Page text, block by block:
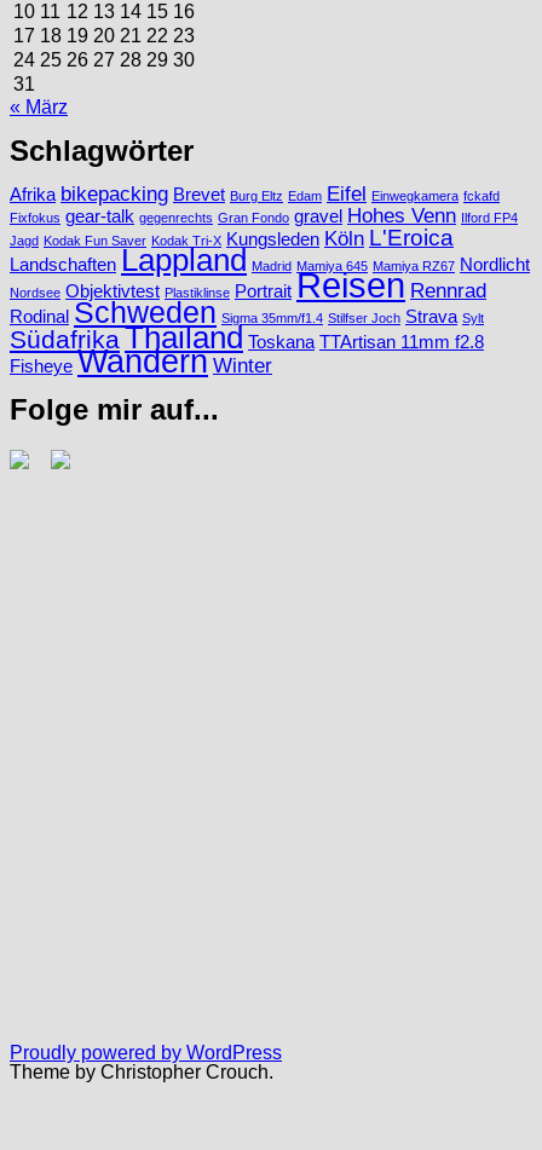
10 11 12 13 14 15 16
17 18 19 20 21 22 23
24 25 26 27 28 29 30
31
« März
Schlagwörter
Afrika bikepacking Brevet Burg Eltz Edam Eifel Einwegkamera fckafd
Fixfokus gear-talk gegenrechts Gran Fondo gravel Hohes Venn
Ilford FP4
Jagd Kodak Fun Saver Kodak Tri-X Kungsleden Köln L'Eroica
Landschaften Lappland Madrid Mamiya 645 Mamiya RZ67 Nordlicht
Nordsee Objektivtest Plastiklinse Portrait Reisen Rennrad
Rodinal Schweden Sigma 35mm/f1.4 Stilfser Joch Strava Sylt
SüdafrikaThailand Toskana TTArtisan 11mm f2.8
Fisheye Wandern Winter
Folge mir auf...
Proudly powered by WordPress
Theme by Christopher Crouch.